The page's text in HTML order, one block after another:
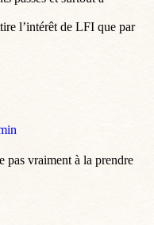
l’intérêt de LFI que par
pas vraiment à la prendre